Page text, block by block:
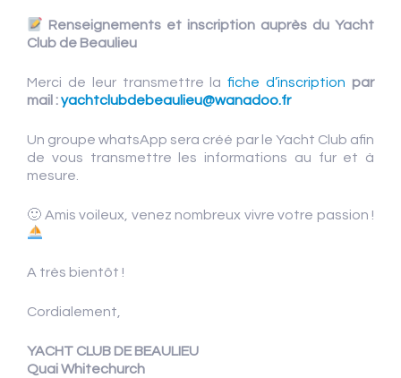
Renseignements et inscription auprès du Yacht
Club de Beaulieu
Merci de leur transmettre lafiche d’inscription par
mail :yachtclubdebeaulieu@wanadoo.fr
Un groupe whatsApp sera créé par le Yacht Club afin
de vous transmettre les informations au fur et à
mesure.
🙂 Amis voileux, venez nombreux vivre votre passion !
A très bientôt !
Cordialement,
YACHT CLUB DE BEAULIEU
Quai Whitechurch